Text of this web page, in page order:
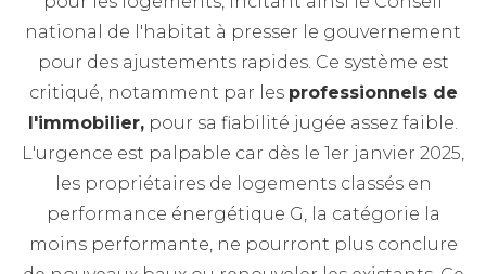
national de l'habitat à presser le gouvernement
pour des ajustements rapides. Ce système est
critiqué, notamment par les professionnels de
l'immobilier, pour sa fiabilité jugée assez faible.
L'urgence est palpable car dès le 1er janvier 2025,
les propriétaires de logements classés en
performance énergétique G, la catégorie la
moins performante, ne pourront plus conclure